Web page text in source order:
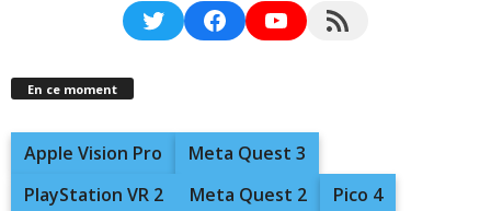
TwitterFacebookYouTubeRSS Feed
En ce moment
Apple Vision Pro
Meta Quest 3
PlayStation VR 2
Meta Quest 2
Pico 4